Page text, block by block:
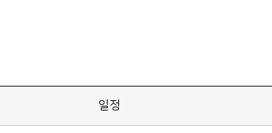
일정